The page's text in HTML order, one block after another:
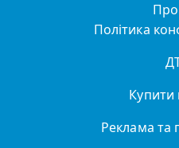
Політика
Купити
Реклама та